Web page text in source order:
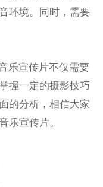
环境。同时，需要
乐宣传片不仅需要
握一定的摄影技巧
的分析，相信大家
乐宣传片。